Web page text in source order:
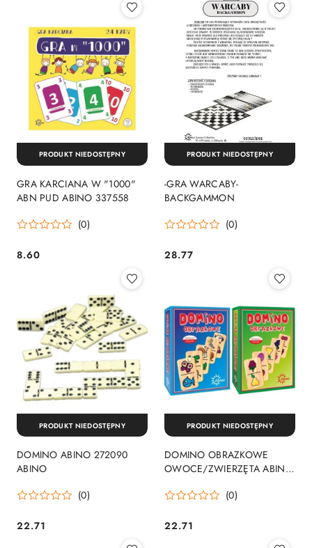
GRA KARCIANA W "1000"
ABN PUD ABINO 337558
(0)
Cena:
8.60
PRODUKT NIEDOSTĘPNY
-GRA WARCABY-
BACKGAMMON
(0)
Cena:
28.77
PRODUKT NIEDOSTĘPNY
DOMINO ABINO 272090
ABINO
(0)
Cena:
22.71
PRODUKT NIEDOSTĘPNY
DOMINO OBRAZKOWE
OWOCE/ZWIERZĘTA ABINO
(0)
Cena:
22.71
PRODUKT NIEDOSTĘPNY